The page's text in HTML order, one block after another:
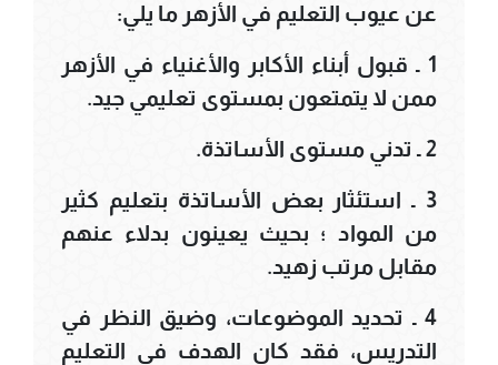
عن عيوب التعليم في الأزهر ما يلي:
1 ـ قبول أبناء الأكابر والأغنياء في الأزهر
ممن لا يتمتعون بمستوى تعليمي جيد.
2 ـ تدني مستوى الأساتذة.
3 ـ استئثار بعض الأساتذة بتعليم كثير
من المواد ؛ بحيث يعينون بدلاء عنهم
مقابل مرتب زهيد.
4 ـ تحديد الموضوعات، وضيق النظر في
التدريس، فقد كان الهدف في التعليم